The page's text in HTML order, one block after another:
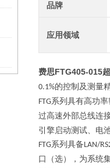
品牌
应用领域
费思FTG405-015
0.1%的控制及测量
FTG系列具有高功
过高速外部总线连
引擎启动测试、电
FTG系列具备LAN/
口（选），为系统